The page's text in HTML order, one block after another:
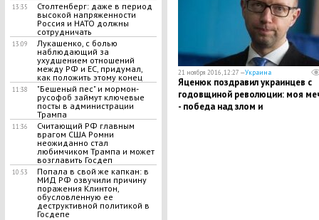
13:35
Столтенберг: даже в период
высокой напряженности
Россия и НАТО должны
сотрудничать
13:09
Лукашенко, с болью
наблюдающий за
ухудшением отношений
между РФ и ЕС, придумал,
как положить этому конец
11:38
"Бешеный пес" и мормон-
русофоб займут ключевые
посты в администрации
Трампа
11:36
Считающий РФ главным
врагом США Ромни
неожиданно стал
любимчиком Трампа и может
возглавить Госдеп
10:53
Попала в свой же капкан: в
МИД РФ озвучили причину
поражения Клинтон,
обусловленную ее
деструктивной политикой в
Госдепе
21 ноября 2016, 12:27 —Украина
Яценюк поздравил украинцев с
годовщиной революции: моя
- победа над злом и